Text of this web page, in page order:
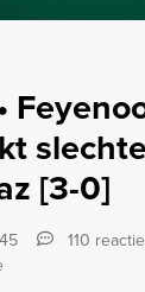
[3-0]
110